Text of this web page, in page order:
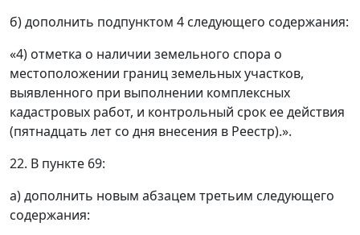
б) дополнить подпунктом 4 следующего содержания:
«4) отметка о наличии земельного спора о
местоположении границ земельных участков,
выявленного при выполнении комплексных
кадастровых работ, и контрольный срок ее действия
(пятнадцать лет со дня внесения в Реестр).».
22. В пункте 69:
а) дополнить новым абзацем третьим следующего
содержания: